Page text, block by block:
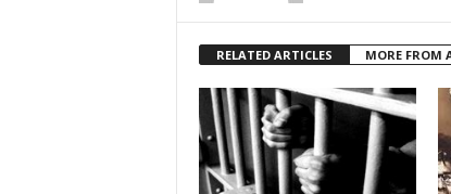
RELATED ARTICLES MORE FROM